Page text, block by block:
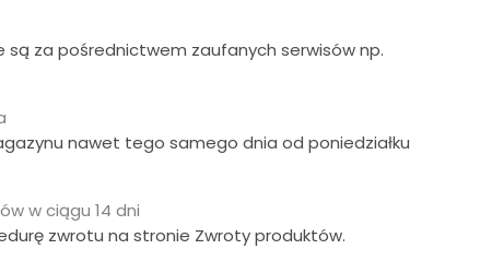
są za pośrednictwem zaufanych serwisów np.
nawet tego samego dnia od poniedziałku
w ciągu 14 dni
zwrotu na stronie Zwroty produktów.